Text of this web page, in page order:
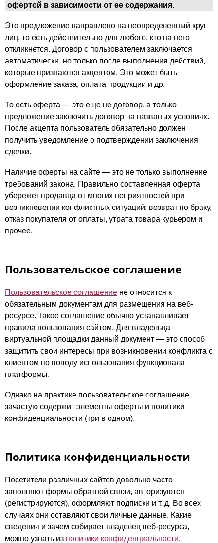
офертой в зависимости от ее содержания.
Это предложение направлено на неопределенный круг
лиц, то есть действительно для любого, кто на него
откликнется. Договор с пользователем заключается
автоматически, но только после выполнения действий,
которые признаются акцептом. Это может быть
оформление заказа, оплата продукции и др.
То есть оферта — это еще не договор, а только
предложение заключить договор на названых условиях.
После акцепта пользователь обязательно должен
получить уведомление о подтверждении заключения
сделки.
Наличие оферты на сайте — это не только выполнение
требований закона. Правильно составленная оферта
убережет продавца от многих неприятностей при
возникновении конфликтных ситуаций: возврат по браку,
отказ покупателя от оплаты, утрата товара курьером и
прочее.
Пользовательское соглашение
Пользовательское соглашение не относится к
обязательным документам для размещения на веб-
ресурсе. Такое соглашение обычно устанавливает
правила пользования сайтом. Для владельца
виртуальной площадки данный документ — это способ
защитить свои интересы при возникновении конфликта с
клиентом по поводу использования функционала
платформы.
Однако на практике пользовательское соглашение
зачастую содержит элементы оферты и политики
конфиденциальности (три в одном).
Политика конфиденциальности
Посетители различных сайтов довольно часто
заполняют формы обратной связи, авторизуются
(регистрируются), оформляют подписки и т. д. Во всех
случаях они оставляют свои личные данные. Какие
сведения и зачем собирает владелец веб-ресурса,
можно узнать из политики конфиденциальности.